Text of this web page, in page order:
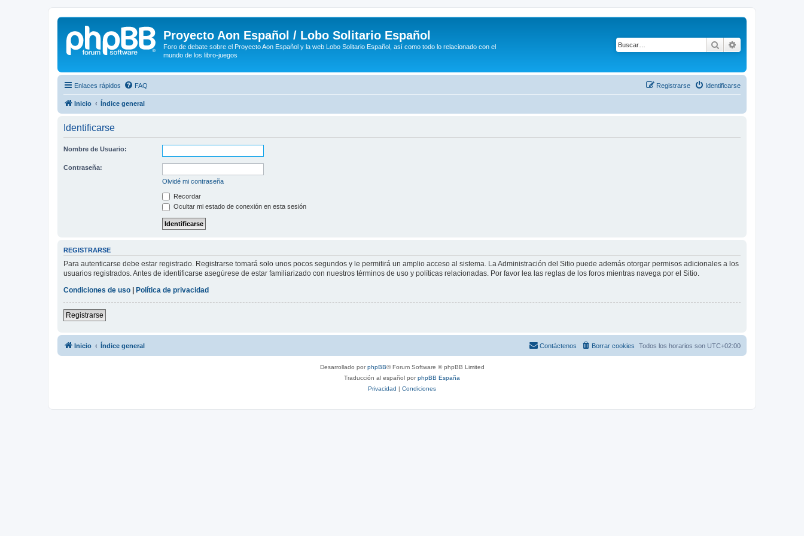
Proyecto Aon Español / Lobo Solitario Español
Foro de debate sobre el Proyecto Aon Español y la web Lobo Solitario Español, así como todo lo relacionado con el
mundo de los libro-juegos
Buscar
Enlaces rápidos FAQ Identificarse
Registrarse
Inicio Índice general
Identificarse
Nombre de Usuario:
Contraseña:
Olvidé mi contraseña
Recordar
Ocultar mi estado de conexión en esta sesión
REGISTRARSE
Para autenticarse debe estar registrado. Registrarse tomará solo unos pocos segundos y le permitirá un amplio acceso al sistema. La Administración del Sitio puede además otorgar permisos adicionales a los
usuarios registrados. Antes de identificarse asegúrese de estar familiarizado con nuestros términos de uso y políticas relacionadas. Por favor lea las reglas de los foros mientras navega por el Sitio.
Condiciones de uso
Política de privacidad
Registrarse
Inicio Índice general Todos los horarios son UTC+02:00
Borrar cookies
Contáctenos
Desarrollado porphpBB® Forum Software © phpBB Limited
Traducción al español porphpBB España
Privacidad | Condiciones